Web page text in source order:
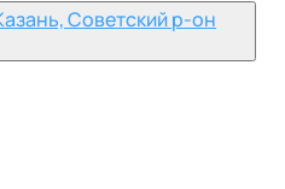
Советский р-он